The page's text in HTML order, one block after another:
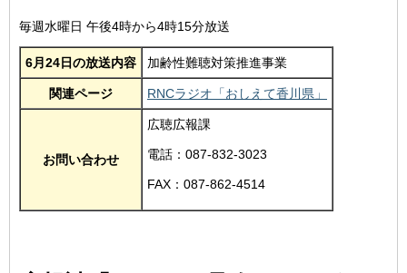
毎週水曜日 午後4時から4時15分放送
6月24日の放送内容 加齢性難聴対策推進事業
関連ページ RNCラジオ「おしえて香川県」
お問い合わせ
広聴広報課
電話：087-832-3023
FAX：087-862-4514